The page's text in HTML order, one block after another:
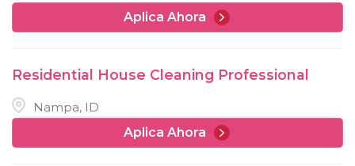
Aplica Ahora
Residential House Cleaning Professional
Nampa, ID
Aplica Ahora